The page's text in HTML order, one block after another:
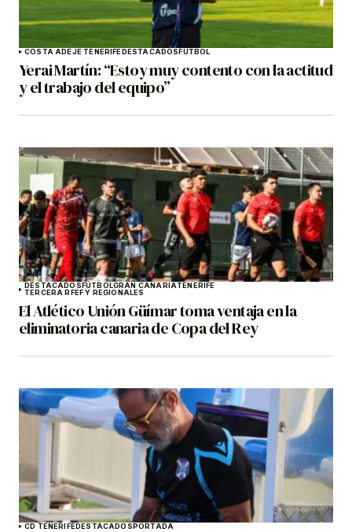
COSTA ADEJE TENERIFEDESTACADOSFÚTBOL
Yerai Martín: “Estoy muy contento con la actitud
y el trabajo del equipo”
DESTACADOSFÚTBOLGRAN CANARIATENERIFE
TERCERA RFEF Y REGIONALES
El Atlético Unión Güímar toma ventaja en la
eliminatoria canaria de Copa del Rey
CD TENERIFEDESTACADOSPORTADA